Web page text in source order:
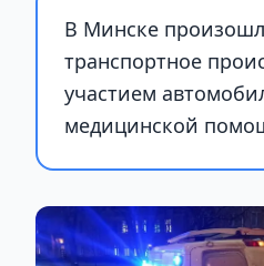
В Минске
транспортное
участием
медицинской